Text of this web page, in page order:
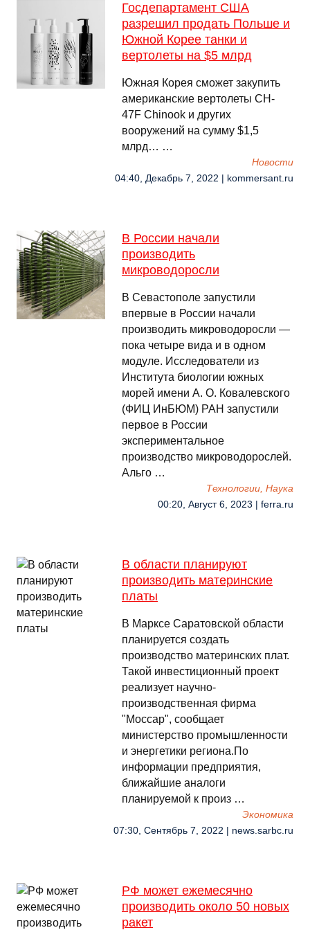
Госдепартамент США
разрешил продать Польше и
Южной Корее танки и
вертолеты на $5 млрд
Южная Корея сможет закупить
американские вертолеты CH-
47F Chinook и других
вооружений на сумму $1,5
млрд… …
Новости
04:40, Декабрь 7, 2022 | kommersant.ru
В России начали
производить
микроводоросли
В Севастополе запустили
впервые в России начали
производить микроводоросли —
пока четыре вида и в одном
модуле. Исследователи из
Института биологии южных
морей имени А. О. Ковалевского
(ФИЦ ИнБЮМ) РАН запустили
первое в России
экспериментальное
производство микроводорослей.
Альго …
Технологии, Наука
00:20, Август 6, 2023 | ferra.ru
В области планируют
производить материнские
платы
В Марксе Саратовской области
планируется создать
производство материнских плат.
Такой инвестиционный проект
реализует научно-
производственная фирма
"Моссар", сообщает
министерство промышленности
и энергетики региона.По
информации предприятия,
ближайшие аналоги
планируемой к произ …
Экономика
07:30, Сентябрь 7, 2022 | news.sarbc.ru
РФ может ежемесячно
производить около 50 новых
ракет